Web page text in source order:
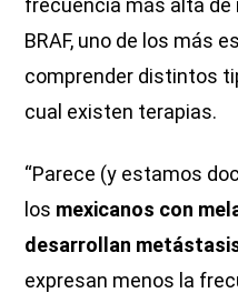
frecuencia más alta de
BRAF, uno de los más
comprender distintos
cual existen terapias.
“Parece (y estamos
los mexicanos con
desarrollan
expresan menos la